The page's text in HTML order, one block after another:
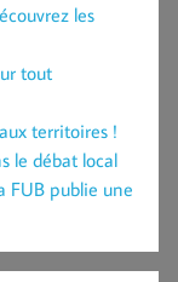
les
tout
territoires !
le débat local
FUB publie une